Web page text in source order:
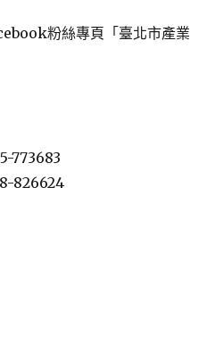
粉絲專頁「臺北市產業
773683
826624